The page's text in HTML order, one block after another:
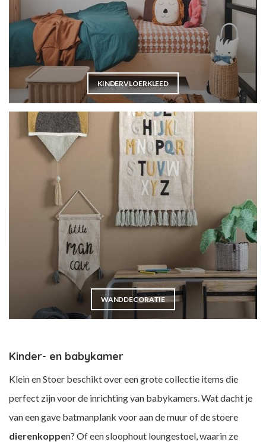
KINDERVLOERKLEED
WANDDECORATIE
Kinder- en babykamer
Klein en Stoer beschikt over een grote collectie items die
perfect zijn voor de inrichting van babykamers. Wat dacht je
van een gave batmanplank voor aan de muur of de stoere
dierenkoppen? Of een sloophout loungestoel, waarin ze